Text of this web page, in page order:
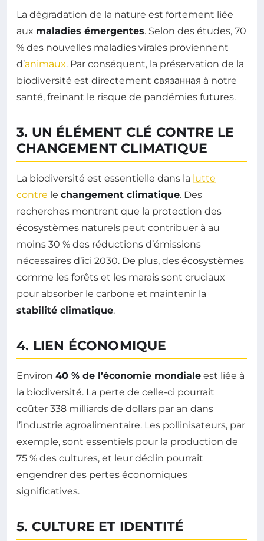
La dégradation de la nature est fortement liée
aux maladies émergentes. Selon des études, 70
% des nouvelles maladies virales proviennent
d’animaux. Par conséquent, la préservation de la
biodiversité est directement связанная à notre
santé, freinant le risque de pandémies futures.
3. UN ÉLÉMENT CLÉ CONTRE LE
CHANGEMENT CLIMATIQUE
La biodiversité est essentielle dans la lutte
contre le changement climatique. Des
recherches montrent que la protection des
écosystèmes naturels peut contribuer à au
moins 30 % des réductions d’émissions
nécessaires d’ici 2030. De plus, des écosystèmes
comme les forêts et les marais sont cruciaux
pour absorber le carbone et maintenir la
stabilité climatique.
4. LIEN ÉCONOMIQUE
Environ 40 % de l’économie mondiale est liée à
la biodiversité. La perte de celle-ci pourrait
coûter 338 milliards de dollars par an dans
l’industrie agroalimentaire. Les pollinisateurs, par
exemple, sont essentiels pour la production de
75 % des cultures, et leur déclin pourrait
engendrer des pertes économiques
significatives.
5. CULTURE ET IDENTITÉ